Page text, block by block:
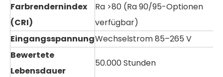
Farbrendernindex
(CRI)
Ra >80 (Ra 90/95-Optionen
verfügbar)
EingangsspannungWechselstrom 85–265 V
Bewertete
Lebensdauer
50.000 Stunden